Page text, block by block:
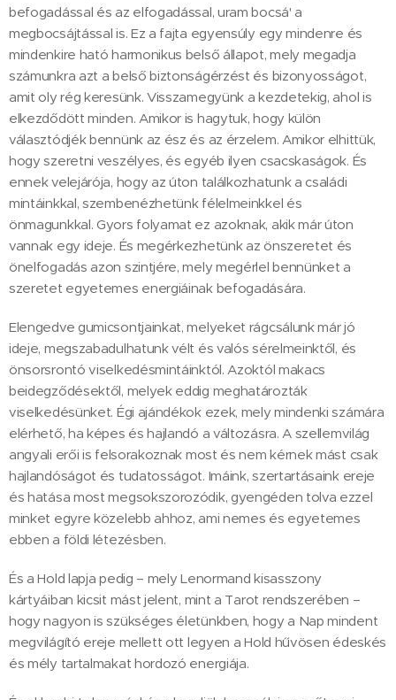
befogadással és az elfogadással, uram bocsá' a
megbocsájtással is. Ez a fajta egyensúly egy mindenre és
mindenkire ható harmonikus belső állapot, mely megadja
számunkra azt a belső biztonságérzést és bizonyosságot,
amit oly rég keresünk. Visszamegyünk a kezdetekig, ahol is
elkezdődött minden. Amikor is hagytuk, hogy külön
választódjék bennünk az ész és az érzelem. Amikor elhittük,
hogy szeretni veszélyes, és egyéb ilyen csacskaságok. És
ennek velejárója, hogy az úton találkozhatunk a családi
mintáinkkal, szembenézhetünk félelmeinkkel és
önmagunkkal. Gyors folyamat ez azoknak, akik már úton
vannak egy ideje. És megérkezhetünk az önszeretet és
önelfogadás azon szintjére, mely megérlel bennünket a
szeretet egyetemes energiáinak befogadására.
Elengedve gumicsontjainkat, melyeket rágcsálunk már jó
ideje, megszabadulhatunk vélt és valós sérelmeinktől, és
önsorsrontó viselkedésmintáinktól. Azoktól makacs
beidegződésektől, melyek eddig meghatározták
viselkedésünket. Égi ajándékok ezek, mely mindenki számára
elérhető, ha képes és hajlandó a változásra. A szellemvilág
angyali erői is felsorakoznak most és nem kérnek mást csak
hajlandóságot és tudatosságot. Imáink, szertartásaink ereje
és hatása most megsokszorozódik, gyengéden tolva ezzel
minket egyre közelebb ahhoz, ami nemes és egyetemes
ebben a földi létezésben.
És a Hold lapja pedig – mely Lenormand kisasszony
kártyáiban kicsit mást jelent, mint a Tarot rendszerében –
hogy nagyon is szükséges életünkben, hogy a Nap mindent
megvilágító ereje mellett ott legyen a Hold hűvösen édeskés
és mély tartalmakat hordozó energiája.